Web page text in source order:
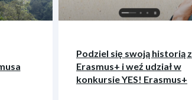
Podziel się swoją historią z
Erasmus+ i weź udział w
konkursie YES! Erasmus+